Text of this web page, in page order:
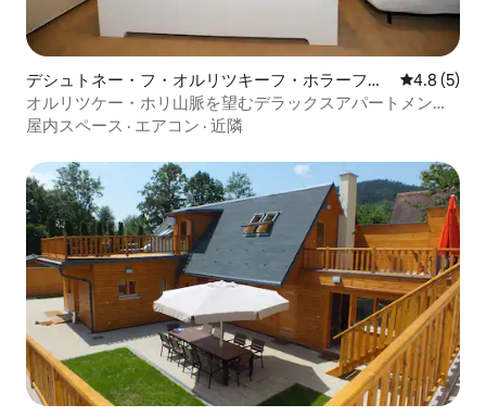
デシュトネー・フ・オルリツキーフ・ホラーフの
個室
レビュー5
4.8 (5)
オルリツケー・ホリ山脈を望むデラックスアパートメント
（4 +2）
屋内スペース · エアコン · 近隣